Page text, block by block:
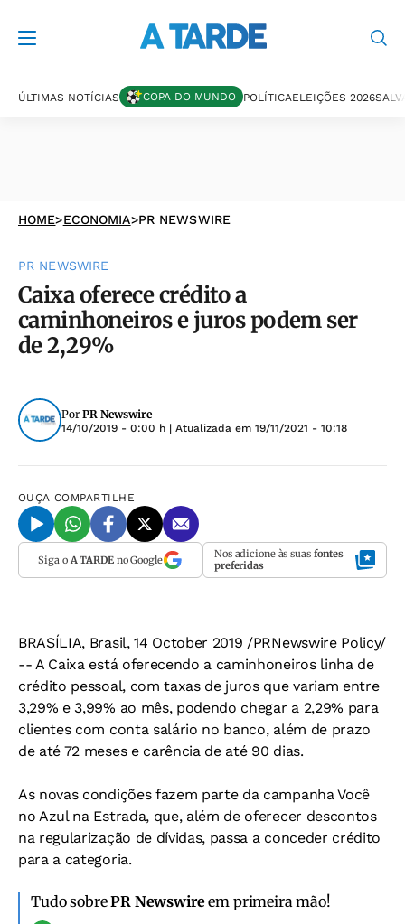
ÚLTIMAS NOTÍCIAS COPA DO MUNDO POLÍTICAELEIÇÕES 2026
HOME>ECONOMIA>PR NEWSWIRE
PR NEWSWIRE
Caixa oferece crédito a
caminhoneiros e juros podem ser
de 2,29%
Por PR Newswire
14/10/2019 - 0:00 h | Atualizada em 19/11/2021 - 10:18
OUÇA COMPARTILHE
Siga o A TARDEno Google Nos adicione às suas fontes
preferidas
BRASÍLIA, Brasil, 14 October 2019 /PRNewswire Policy/
-- A Caixa está oferecendo a caminhoneiros linha de
crédito pessoal, com taxas de juros que variam entre
3,29% e 3,99% ao mês, podendo chegar a 2,29% para
clientes com conta salário no banco, além de prazo
de até 72 meses e carência de até 90 dias.
As novas condições fazem parte da campanha Você
no Azul na Estrada, que, além de oferecer descontos
na regularização de dívidas, passa a conceder crédito
para a categoria.
Tudo sobrePR Newswireem primeira mão!